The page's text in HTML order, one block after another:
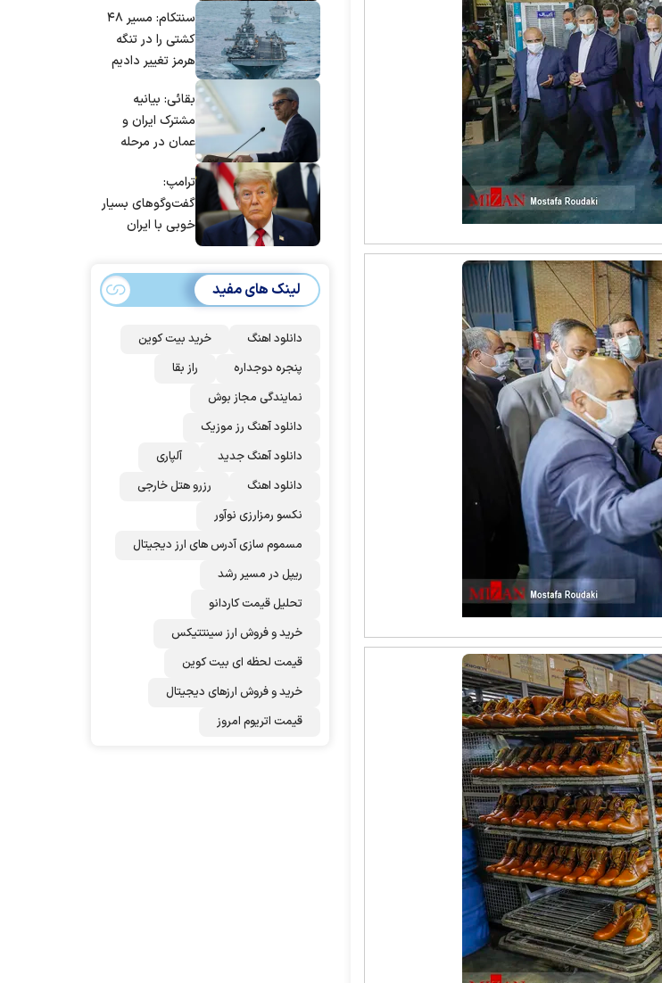
مردم ایران استسنتکام: مسیر ۴۸
کشتی را در تنگه
هرمز تغییر دادیم
بقائی: بیانیه
مشترک ایران و
عمان در مرحله
است/ برنامه‌ای
برای سفر به قطر و
پاکستان نداریم
ترامپ:
گفت‌و‌گو‌های بسیار
خوبی با ایران
اذعان کنند | اگر
آنها دوباره زیر
توافق بزنند، ضربه
خورد
لینک های مفید
دانلود اهنگ
خرید بیت کوین
پنجره دوجداره
راز بقا
نمایندگی مجاز بوش
دانلود آهنگ رز‌ موزیک
دانلود آهنگ جدید
آلپاری
دانلود اهنگ
رزرو هتل خارجی
نکسو رمزارزی نوآور
مسموم سازی آدرس های ارز دیجیتال
ریپل در مسیر رشد
تحلیل قیمت کاردانو
خرید و فروش ارز سینتتیکس
قیمت لحظه ای بیت کوین
خرید و فروش ارزهای دیجیتال
قیمت اتریوم امروز